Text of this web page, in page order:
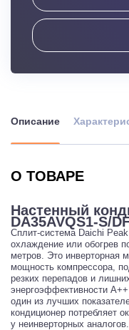
Описание
О ТОВАРЕ
Настенный
DA35AVQS1-S/
Сплит-система Daichi
охлаждение или обогрев
метров. Это инверторная
мощность компрессора,
резких перепадов и
энергоэффективности
один из лучших
кондиционер потребляет
у неинверторных аналогов.